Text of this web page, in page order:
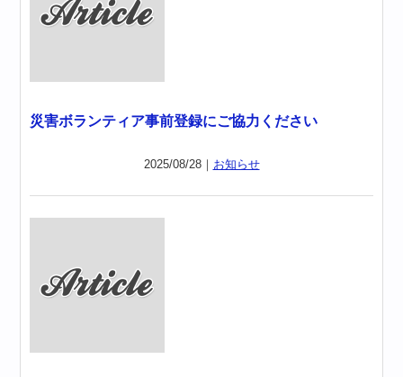
災害ボランティア事前登録にご協力ください
2025/08/28｜ お知らせ